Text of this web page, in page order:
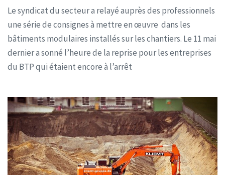
Le syndicat du secteur a relayé auprès des professionnels
une série de consignes à mettre en œuvre dans les
bâtiments modulaires installés sur les chantiers. Le 11 mai
dernier a sonné l’heure de la reprise pour les entreprises
du BTP qui étaient encore à l’arrêt